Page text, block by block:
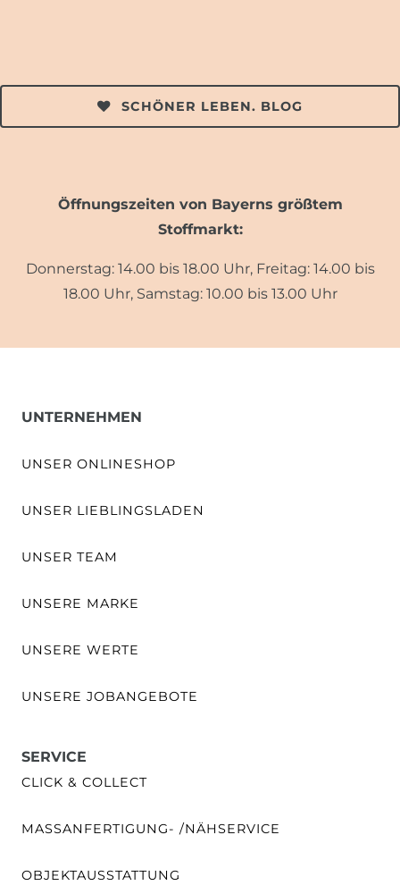
SCHÖNER LEBEN. BLOG
Öffnungszeiten von Bayerns größtem
Stoffmarkt:
Donnerstag: 14.00 bis 18.00 Uhr, Freitag: 14.00 bis
18.00 Uhr, Samstag: 10.00 bis 13.00 Uhr
UNTERNEHMEN
UNSER ONLINESHOP
UNSER LIEBLINGSLADEN
UNSER TEAM
UNSERE MARKE
UNSERE WERTE
UNSERE JOBANGEBOTE
SERVICE
CLICK & COLLECT
MASSANFERTIGUNG- /NÄHSERVICE
OBJEKTAUSSTATTUNG